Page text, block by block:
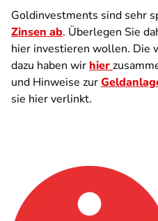
Goldinvestments sind sehr
Zinsen ab. Überlegen Sie
hier investieren wollen. Die
dazu haben wir hier
und Hinweise zur
sie hier verlinkt.